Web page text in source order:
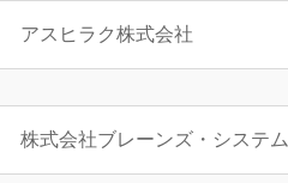
アスヒラク株式会社
株式会社ブレーンズ・システム